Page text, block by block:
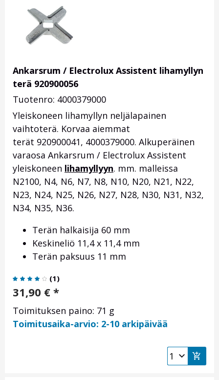
Ankarsrum / Electrolux Assistent lihamyllyn
terä 920900056
Tuotenro: 4000379000
Yleiskoneen lihamyllyn neljälapainen
vaihtoterä. Korvaa aiemmat
terät 920900041, 4000379000. Alkuperäinen
varaosa Ankarsrum / Electrolux Assistent
yleiskoneen lihamyllyyn. mm. malleissa
N2100, N4, N6, N7, N8, N10, N20, N21, N22,
N23, N24, N25, N26, N27, N28, N30, N31, N32,
N34, N35, N36.
Terän halkaisija 60 mm
Keskineliö 11,4 x 11,4 mm
Terän paksuus 11 mm
(1)
31,90 € *
Toimituksen paino: 71 g
Toimitusaika-arvio: 2-10 arkipäivää